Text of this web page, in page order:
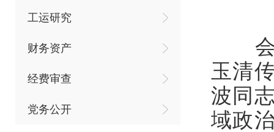
工运研究
财务资产
经费审查
党务公开
玉清
波同
域政